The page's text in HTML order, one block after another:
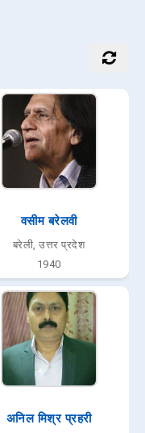
वसीम बरेलवी
बरेली, उत्तर प्रदेश
1940
अनिल मिश्र प्रहरी